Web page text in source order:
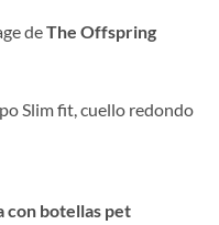
deThe Offspring
Slim fit, cuello redondo
con botellas pet